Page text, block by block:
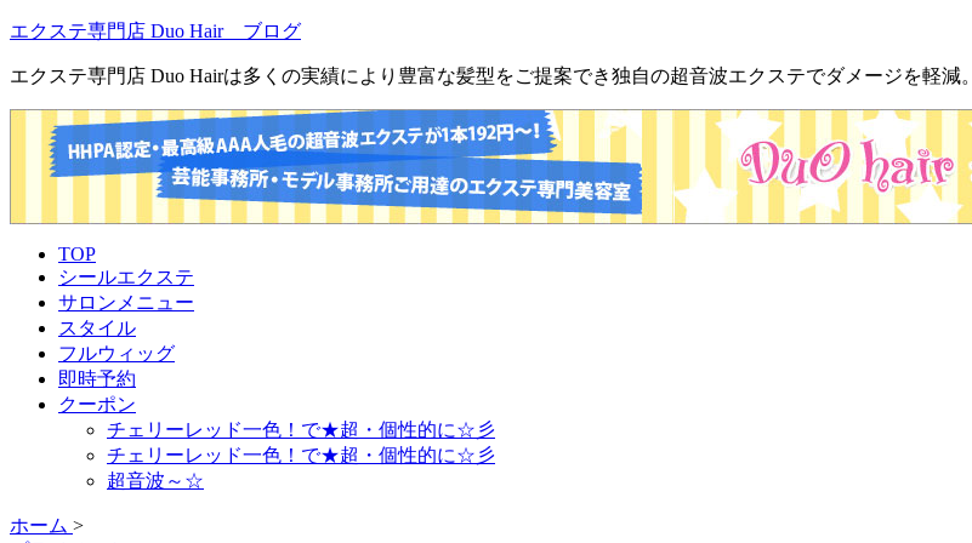
エクステ専門店 Duo Hair ブログ
エクステ専門店 Duo Hairは多くの実績により豊富な髪型をご提案でき独自の超音波エクステでダメージを軽減。
TOP
シールエクステ
サロンメニュー
スタイル
フルウィッグ
即時予約
クーポン
チェリーレッド一色！で★超・個性的に☆彡
チェリーレッド一色！で★超・個性的に☆彡
超音波～☆
ホーム >